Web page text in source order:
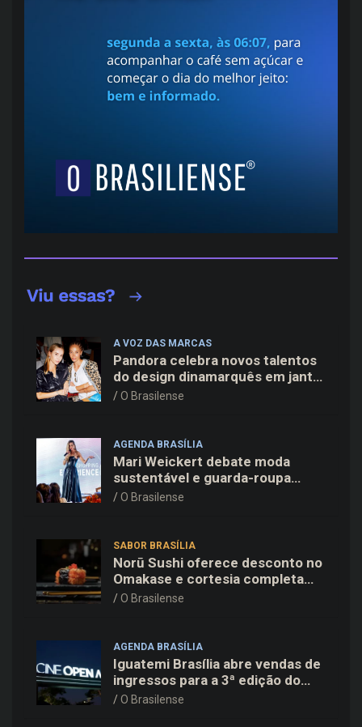
A VOZ DAS MARCAS
Pandora celebra novos talentos
do design dinamarquês em jantar
exclusivo no restaurante Daphne
O Brasilense
AGENDA BRASÍLIA
Mari Weickert debate moda
sustentável e guarda-roupa
inteligente no ParkShopping
O Brasilense
SABOR BRASÍLIA
Norū Sushi oferece desconto no
Omakase e cortesia completa
para os pais neste domingo
O Brasilense
AGENDA BRASÍLIA
Iguatemi Brasília abre vendas de
ingressos para a 3ª edição do
Cine Open Air
O Brasilense